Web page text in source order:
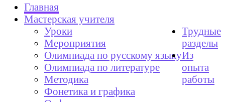
Главная
Мастерская учителя
Уроки
Мероприятия
Олимпиада по русскому языку
Олимпиада по литературе
Методика
Трудные
разделы
Фонетика и графика
Из
опыта
работы